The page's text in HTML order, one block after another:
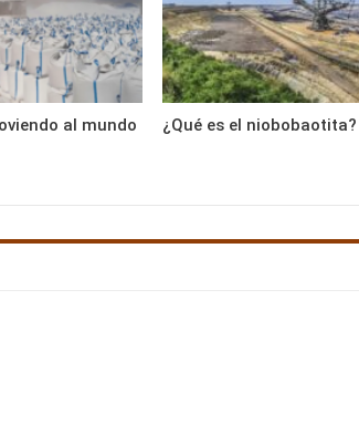
al mundo ¿Qué es el niobobaotita?